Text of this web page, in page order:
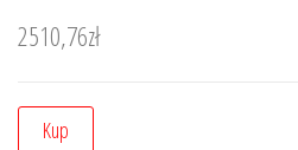
2510,76zł
Kup